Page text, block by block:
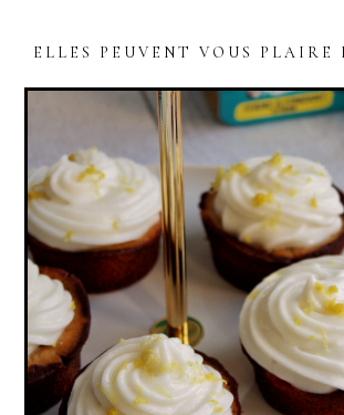
READER
INTERACTIONS
ELLES PEUVENT VOUS PLAIRE
MUFFINS MARBRÉS
GLAÇAGE CITRON